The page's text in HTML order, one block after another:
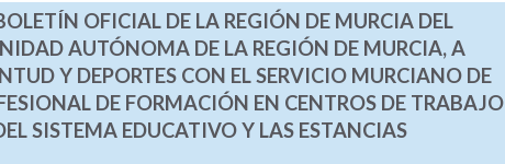
OFICIAL DE LA REGIÓN DE MURCIA DEL
AUTÓNOMA DE LA REGIÓN DE MURCIA, A
Y DEPORTES CON EL SERVICIO MURCIANO DE
DE FORMACIÓN EN CENTROS DE TRABAJO
SISTEMA EDUCATIVO Y LAS ESTANCIAS